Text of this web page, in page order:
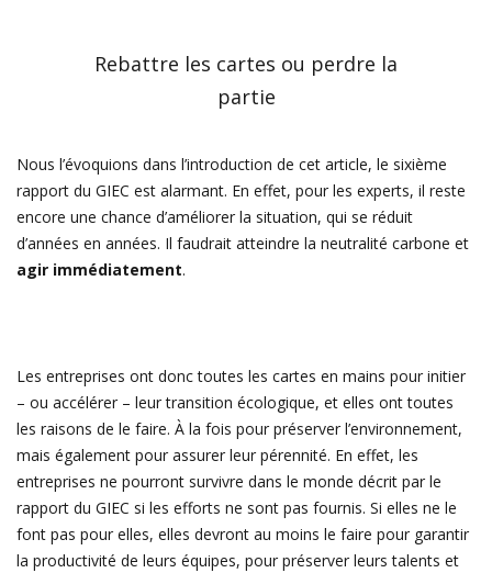
Rebattre les cartes ou perdre la
partie
Nous l’évoquions dans l’introduction de cet article, le sixième
rapport du GIEC est alarmant. En effet, pour les experts, il reste
encore une chance d’améliorer la situation, qui se réduit
d’années en années. Il faudrait atteindre la neutralité carbone et
agir immédiatement.
Les entreprises ont donc toutes les cartes en mains pour initier
– ou accélérer – leur transition écologique, et elles ont toutes
les raisons de le faire. À la fois pour préserver l’environnement,
mais également pour assurer leur pérennité. En effet, les
entreprises ne pourront survivre dans le monde décrit par le
rapport du GIEC si les efforts ne sont pas fournis. Si elles ne le
font pas pour elles, elles devront au moins le faire pour garantir
la productivité de leurs équipes, pour préserver leurs talents et